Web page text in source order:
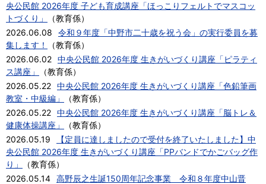
央公民館 2026年度 子ども育成講座「ほっこりフェルトでマスコッ
トづくり」
（教育係）
2026.06.08
令和９年度「中野市二十歳を祝う会」の実行委員を募
集します！
（教育係）
2026.06.02 中央公民館 2026年度 生きがいづくり講座「ピラティ
ス講座」
（教育係）
2026.05.22 中央公民館 2026年度 生きがいづくり講座「色鉛筆画
教室・中級編」
（教育係）
2026.05.22 中央公民館 2026年度 生きがいづくり講座「脳トレ＆
健康体操講座」
（教育係）
2026.05.19
【定員に達しましたので受付を終了いたしました】中
央公民館 2026年度 生きがいづくり講座「PPバンドでかごバッグ作
り」
（教育係）
2026.05.14 高野辰之生誕150周年記念事業 令和８年度中山晋